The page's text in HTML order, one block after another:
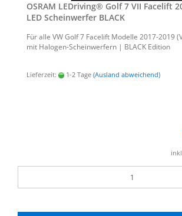
OSRAM LED­ri­ving® Golf 7 VII Face­lift
LED Schein­wer­fer BLACK
Für alle VW Golf 7 Face­lift Mo­del­le 2017-​2019
mit Halogen-​Scheinwerfern | BLACK Edi­ti­on
Lieferzeit: 1-2 Tage (Ausland abweichend)